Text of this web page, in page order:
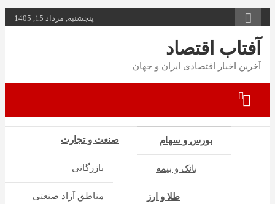
محتوا
بروید
پنجشنبه, مرداد 15, 1405
آفتاب اقتصاد
آخرین اخبار اقتصادی ایران و جهان
صنعت و تجارت
بازرگانی
مناطق آزاد صنعتی
بورس و سهام
بانک و بیمه
طلا و ارز